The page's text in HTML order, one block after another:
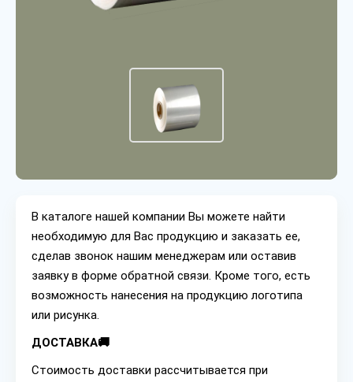
В каталоге нашей компании Вы можете найти
необходимую для Вас продукцию и заказать ее,
сделав звонок нашим менеджерам или оставив
заявку в форме обратной связи. Кроме того, есть
возможность нанесения на продукцию логотипа
или рисунка.
ДОСТАВКА🚚
Стоимость доставки рассчитывается при